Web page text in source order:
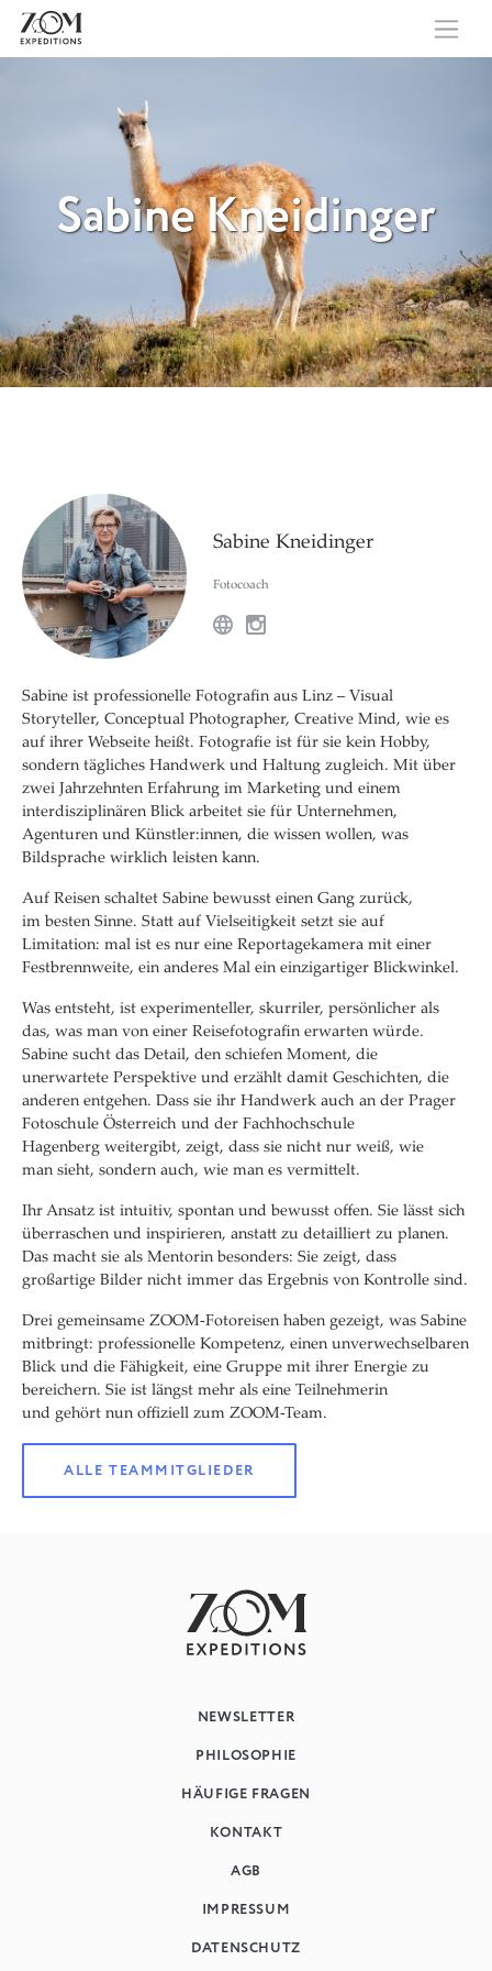
Sabine Kneidinger
Sabine Kneidinger
Fotocoach
Sabine ist professionelle Fotografin aus Linz – Visual
Storyteller, Conceptual Photographer, Creative Mind, wie es
auf ihrer Webseite heißt. Fotografie ist für sie kein Hobby,
sondern tägliches Handwerk und Haltung zugleich. Mit über
zwei Jahrzehnten Erfahrung im Marketing und einem
interdisziplinären Blick arbeitet sie für Unternehmen,
Agenturen und Künstler:innen, die wissen wollen, was
Bildsprache wirklich leisten kann.
Auf Reisen schaltet Sabine bewusst einen Gang zurück,
im besten Sinne. Statt auf Vielseitigkeit setzt sie auf
Limitation: mal ist es nur eine Reportagekamera mit einer
Festbrennweite, ein anderes Mal ein einzigartiger Blickwinkel.
Was entsteht, ist experimenteller, skurriler, persönlicher als
das, was man von einer Reisefotografin erwarten würde.
Sabine sucht das Detail, den schiefen Moment, die
unerwartete Perspektive und erzählt damit Geschichten, die
anderen entgehen. Dass sie ihr Handwerk auch an der Prager
Fotoschule Österreich und der Fachhochschule
Hagenberg weitergibt, zeigt, dass sie nicht nur weiß, wie
man sieht, sondern auch, wie man es vermittelt.
Ihr Ansatz ist intuitiv, spontan und bewusst offen. Sie lässt sich
überraschen und inspirieren, anstatt zu detailliert zu planen.
Das macht sie als Mentorin besonders: Sie zeigt, dass
großartige Bilder nicht immer das Ergebnis von Kontrolle sind.
Drei gemeinsame ZOOM-Fotoreisen haben gezeigt, was Sabine
mitbringt: professionelle Kompetenz, einen unverwechselbaren
Blick und die Fähigkeit, eine Gruppe mit ihrer Energie zu
bereichern. Sie ist längst mehr als eine Teilnehmerin
und gehört nun offiziell zum ZOOM-Team.
ALLE TEAMMITGLIEDER
NEWSLETTER
PHILOSOPHIE
HÄUFIGE FRAGEN
KONTAKT
AGB
IMPRESSUM
DATENSCHUTZ